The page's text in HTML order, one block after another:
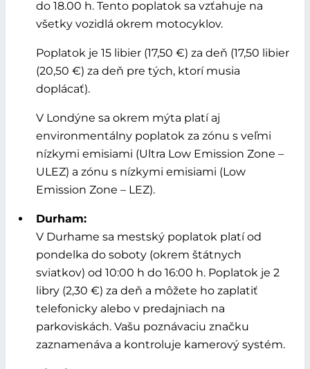
do 18.00 h. Tento poplatok sa vzťahuje na
všetky vozidlá okrem motocyklov.
Poplatok je 15 libier (17,50 €) za deň (17,50 libier
(20,50 €) za deň pre tých, ktorí musia
doplácať).
V Londýne sa okrem mýta platí aj
environmentálny poplatok za zónu s veľmi
nízkymi emisiami (Ultra Low Emission Zone –
ULEZ) a zónu s nízkymi emisiami (Low
Emission Zone – LEZ).
Durham:
V Durhame sa mestský poplatok platí od
pondelka do soboty (okrem štátnych
sviatkov) od 10:00 h do 16:00 h. Poplatok je 2
libry (2,30 €) za deň a môžete ho zaplatiť
telefonicky alebo v predajniach na
parkoviskách. Vašu poznávaciu značku
zaznamenáva a kontroluje kamerový systém.